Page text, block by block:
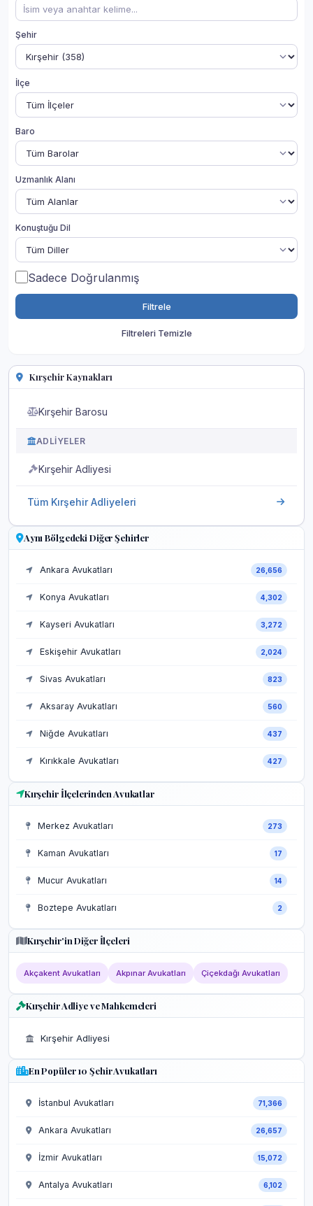
Şehir
İlçe
Baro
Uzmanlık Alanı
Konuştuğu Dil
Sadece Doğrulanmış
Filtrele
Filtreleri Temizle
Kırşehir Kaynakları
Kırşehir Barosu
ADLIYELER
Kırşehir Adliyesi
Tüm Kırşehir Adliyeleri
Aynı Bölgedeki Diğer Şehirler
Ankara Avukatları 26,656
Konya Avukatları 4,302
Kayseri Avukatları 3,272
Eskişehir Avukatları 2,024
Sivas Avukatları 823
Aksaray Avukatları 560
Niğde Avukatları 437
Kırıkkale Avukatları 427
Kırşehir İlçelerinden Avukatlar
Merkez Avukatları 273
Kaman Avukatları 17
Mucur Avukatları 14
Boztepe Avukatları 2
Kırşehir'in Diğer İlçeleri
Akçakent Avukatları Akpınar Avukatları Çiçekdağı Avukatları
Kırşehir Adliye ve Mahkemeleri
Kırşehir Adliyesi
En Popüler 10 Şehir Avukatları
İstanbul Avukatları 71,366
Ankara Avukatları 26,657
İzmir Avukatları 15,072
Antalya Avukatları 6,102